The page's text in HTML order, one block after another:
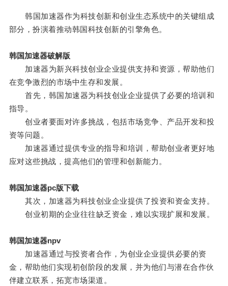
韩国加速器作为科技创新和创业生态系统中的关键组成
部分，扮演着推动韩国科技创新的引擎角色。
韩国加速器破解版
加速器为新兴科技创业企业提供支持和资源，帮助他们
在竞争激烈的市场中生存和发展。
首先，韩国加速器为科技创业企业提供了必要的培训和
指导。
创业者要面对许多挑战，包括市场竞争、产品开发和投
资等问题。
加速器通过提供专业的指导和培训，帮助创业者更好地
应对这些挑战，提高他们的管理和创新能力。
韩国加速器pc版下载
其次，加速器为科技创业企业提供了投资和资金支持。
创业初期的企业往往缺乏资金，难以实现扩展和发展。
韩国加速器npv
加速器通过与投资者合作，为创业企业提供必要的资
金，帮助他们实现初创阶段的发展，并为他们与潜在合作伙
伴建立联系，拓宽市场渠道。